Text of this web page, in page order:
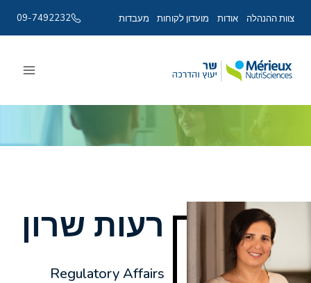
צוות ההנהלה אודות מועדון לקוחות מעבדות 09-7492232
content
רעות שרון
Regulatory Affairs